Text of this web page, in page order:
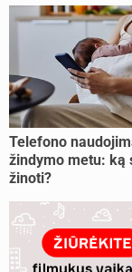
Telefono
žindymo metu: ką
žinoti?